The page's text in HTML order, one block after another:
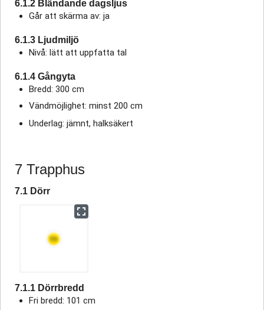
6.1.2 Bländande dagsljus
Går att skärma av: ja
6.1.3 Ljudmiljö
Nivå: lätt att uppfatta tal
6.1.4 Gångyta
Bredd: 300 cm
Vändmöjlighet: minst 200 cm
Underlag: jämnt, halksäkert
7 Trapphus
7.1 Dörr
7.1.1 Dörrbredd
Fri bredd: 101 cm